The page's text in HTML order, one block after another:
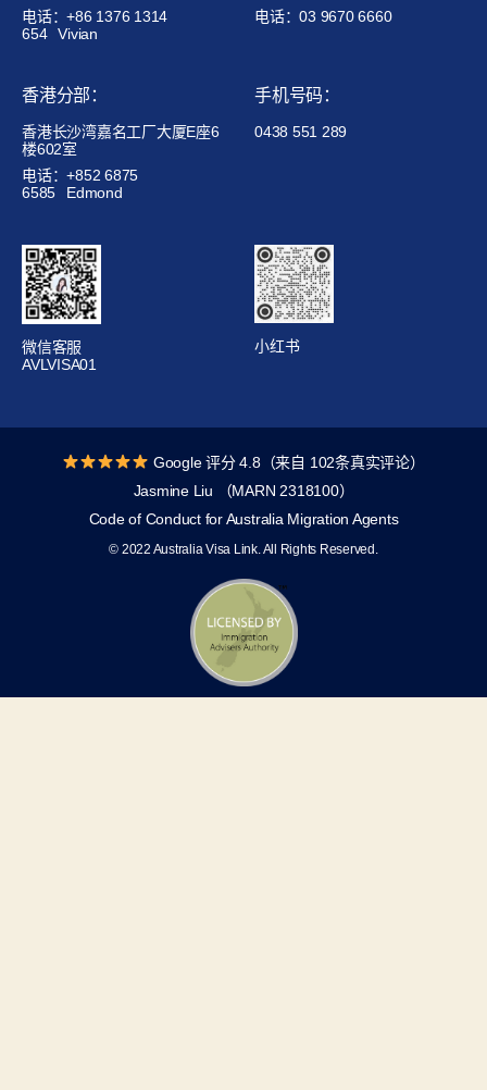
电话：+86 1376 1314
654
Vivian
电话：03 9670 6660
香港分部：
香港长沙湾嘉名工厂大厦E座6
楼602室
电话：+852 6875
6585
Edmond
手机号码：
0438 551 289
微信客服
AVLVISA01
小红书
Google 评分 4.8（来自 102条真实评论）
Jasmine Liu （MARN 2318100）
Code of Conduct for Australia Migration Agents
© 2022 Australia Visa Link. All Rights Reserved.